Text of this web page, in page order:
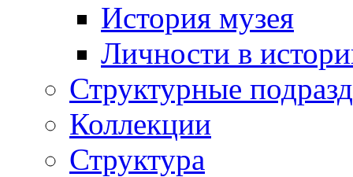
История музея
Личности в
Структурные
Коллекции
Структура